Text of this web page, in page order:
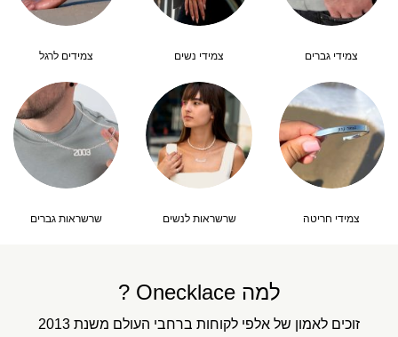
צמידי גברים צמידי נשים צמידים לרגל
צמידי חריטה שרשראות לנשים שרשראות גברים
למה Onecklace ?
זוכים לאמון של אלפי לקוחות ברחבי העולם משנת 2013